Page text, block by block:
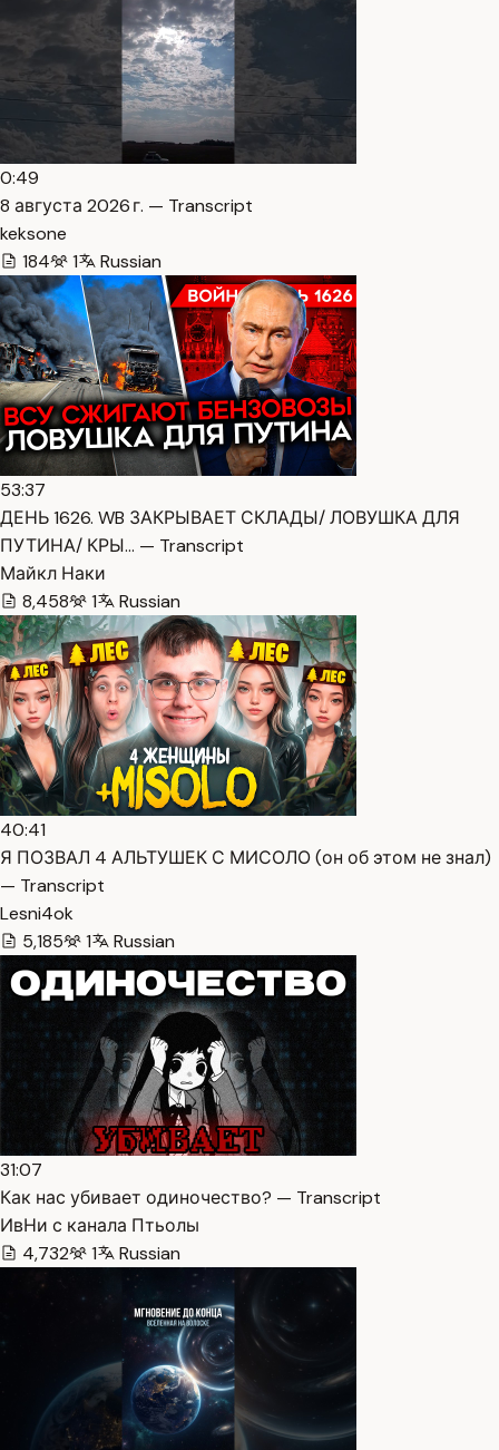
0:49
8 августа 2026 г. — Transcript
keksone
184
1 Russian
53:37
ДЕНЬ 1626. WB ЗАКРЫВАЕТ СКЛАДЫ/ ЛОВУШКА ДЛЯ
ПУТИНА/ КРЫ… — Transcript
Майкл Наки
8,458
1 Russian
40:41
Я ПОЗВАЛ 4 АЛЬТУШЕК С МИСОЛО (он об этом не знал)
— Transcript
Lesni4ok
5,185
1 Russian
31:07
Как нас убивает одиночество? — Transcript
ИвНи с канала Птьолы
4,732
1 Russian